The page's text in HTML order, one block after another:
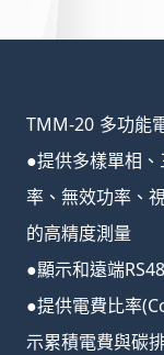
TMM-20 多功能
●提供多樣單相
率、無效功率、
的高精度測量
●顯示和遠端
●提供電費比率
示累積電費與碳